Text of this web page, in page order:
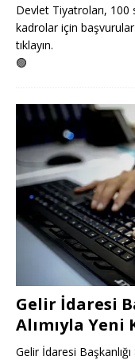
Devlet Tiyatroları, 100
kadrolar için başvurular
tıklayın.
🟢
Gelir İdaresi
Alımıyla Yeni
Gelir İdaresi